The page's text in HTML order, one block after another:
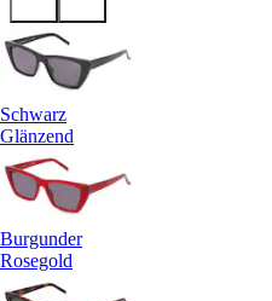
Schwarz
Glänzend
Burgunder
Rosegold